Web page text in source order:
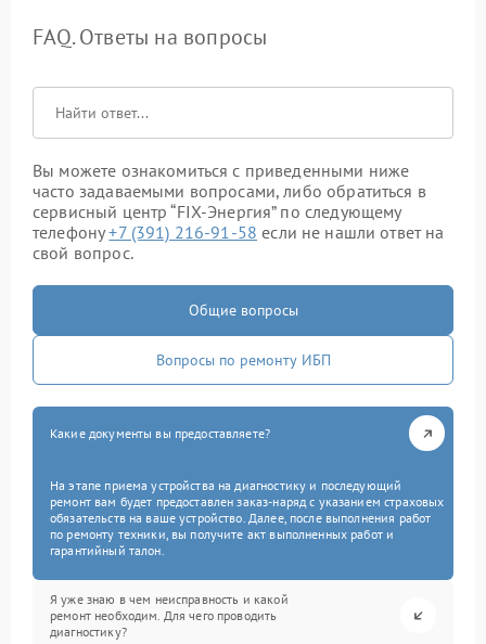
FAQ. Ответы на вопросы
Вы можете ознакомиться с приведенными ниже
часто задаваемыми вопросами, либо обратиться в
сервисный центр “FIX-Энергия” по следующему
телефону+7 (391) 216-91-58 если не нашли ответ на
свой вопрос.
Общие вопросы
Вопросы по ремонту ИБП
Какие документы вы предоставляете?
На этапе приема устройства на диагностику и последующий
ремонт вам будет предоставлен заказ-наряд с указанием страховых
обязательств на ваше устройство. Далее, после выполнения работ
по ремонту техники, вы получите акт выполненных работ и
гарантийный талон.
Я уже знаю в чем неисправность и какой
ремонт необходим. Для чего проводить
диагностику?